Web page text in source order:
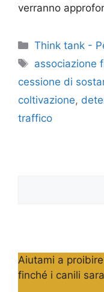
verranno
Categorie
Think tank -
Tag
associazione
cessione di
coltivazione,
traffico
Aiutami a
finché i canili